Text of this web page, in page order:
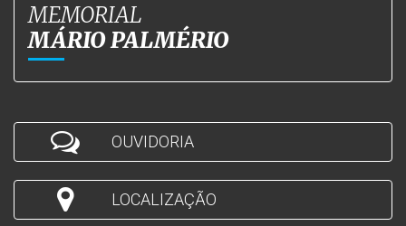
MEMORIAL
MÁRIO PALMÉRIO
OUVIDORIA
LOCALIZAÇÃO